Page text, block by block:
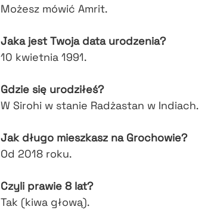
Możesz mówić Amrit.
Jaka jest Twoja data urodzenia?
10 kwietnia 1991.
Gdzie się urodziłeś?
W Sirohi w stanie Radżastan w Indiach.
Jak długo mieszkasz na Grochowie?
Od 2018 roku.
Czyli prawie 8 lat?
Tak (kiwa głową).